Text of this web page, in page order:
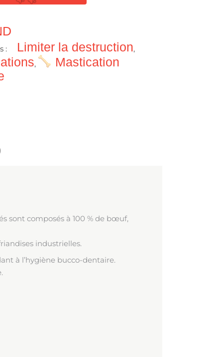
: Limiter la destruction,
,
Mastication
sont composés à 100 % de bœuf,
industrielles.
à l’hygiène bucco-dentaire.